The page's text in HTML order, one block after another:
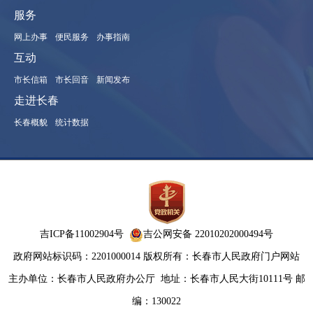
服务
网上办事 便民服务 办事指南
互动
市长信箱 市长回音 新闻发布
走进长春
长春概貌 统计数据
吉ICP备11002904号 吉公网安备 22010202000494号
政府网站标识码：2201000014 版权所有：长春市人民政府门户网站
主办单位：长春市人民政府办公厅 地址：长春市人民大街10111号 邮
编：130022